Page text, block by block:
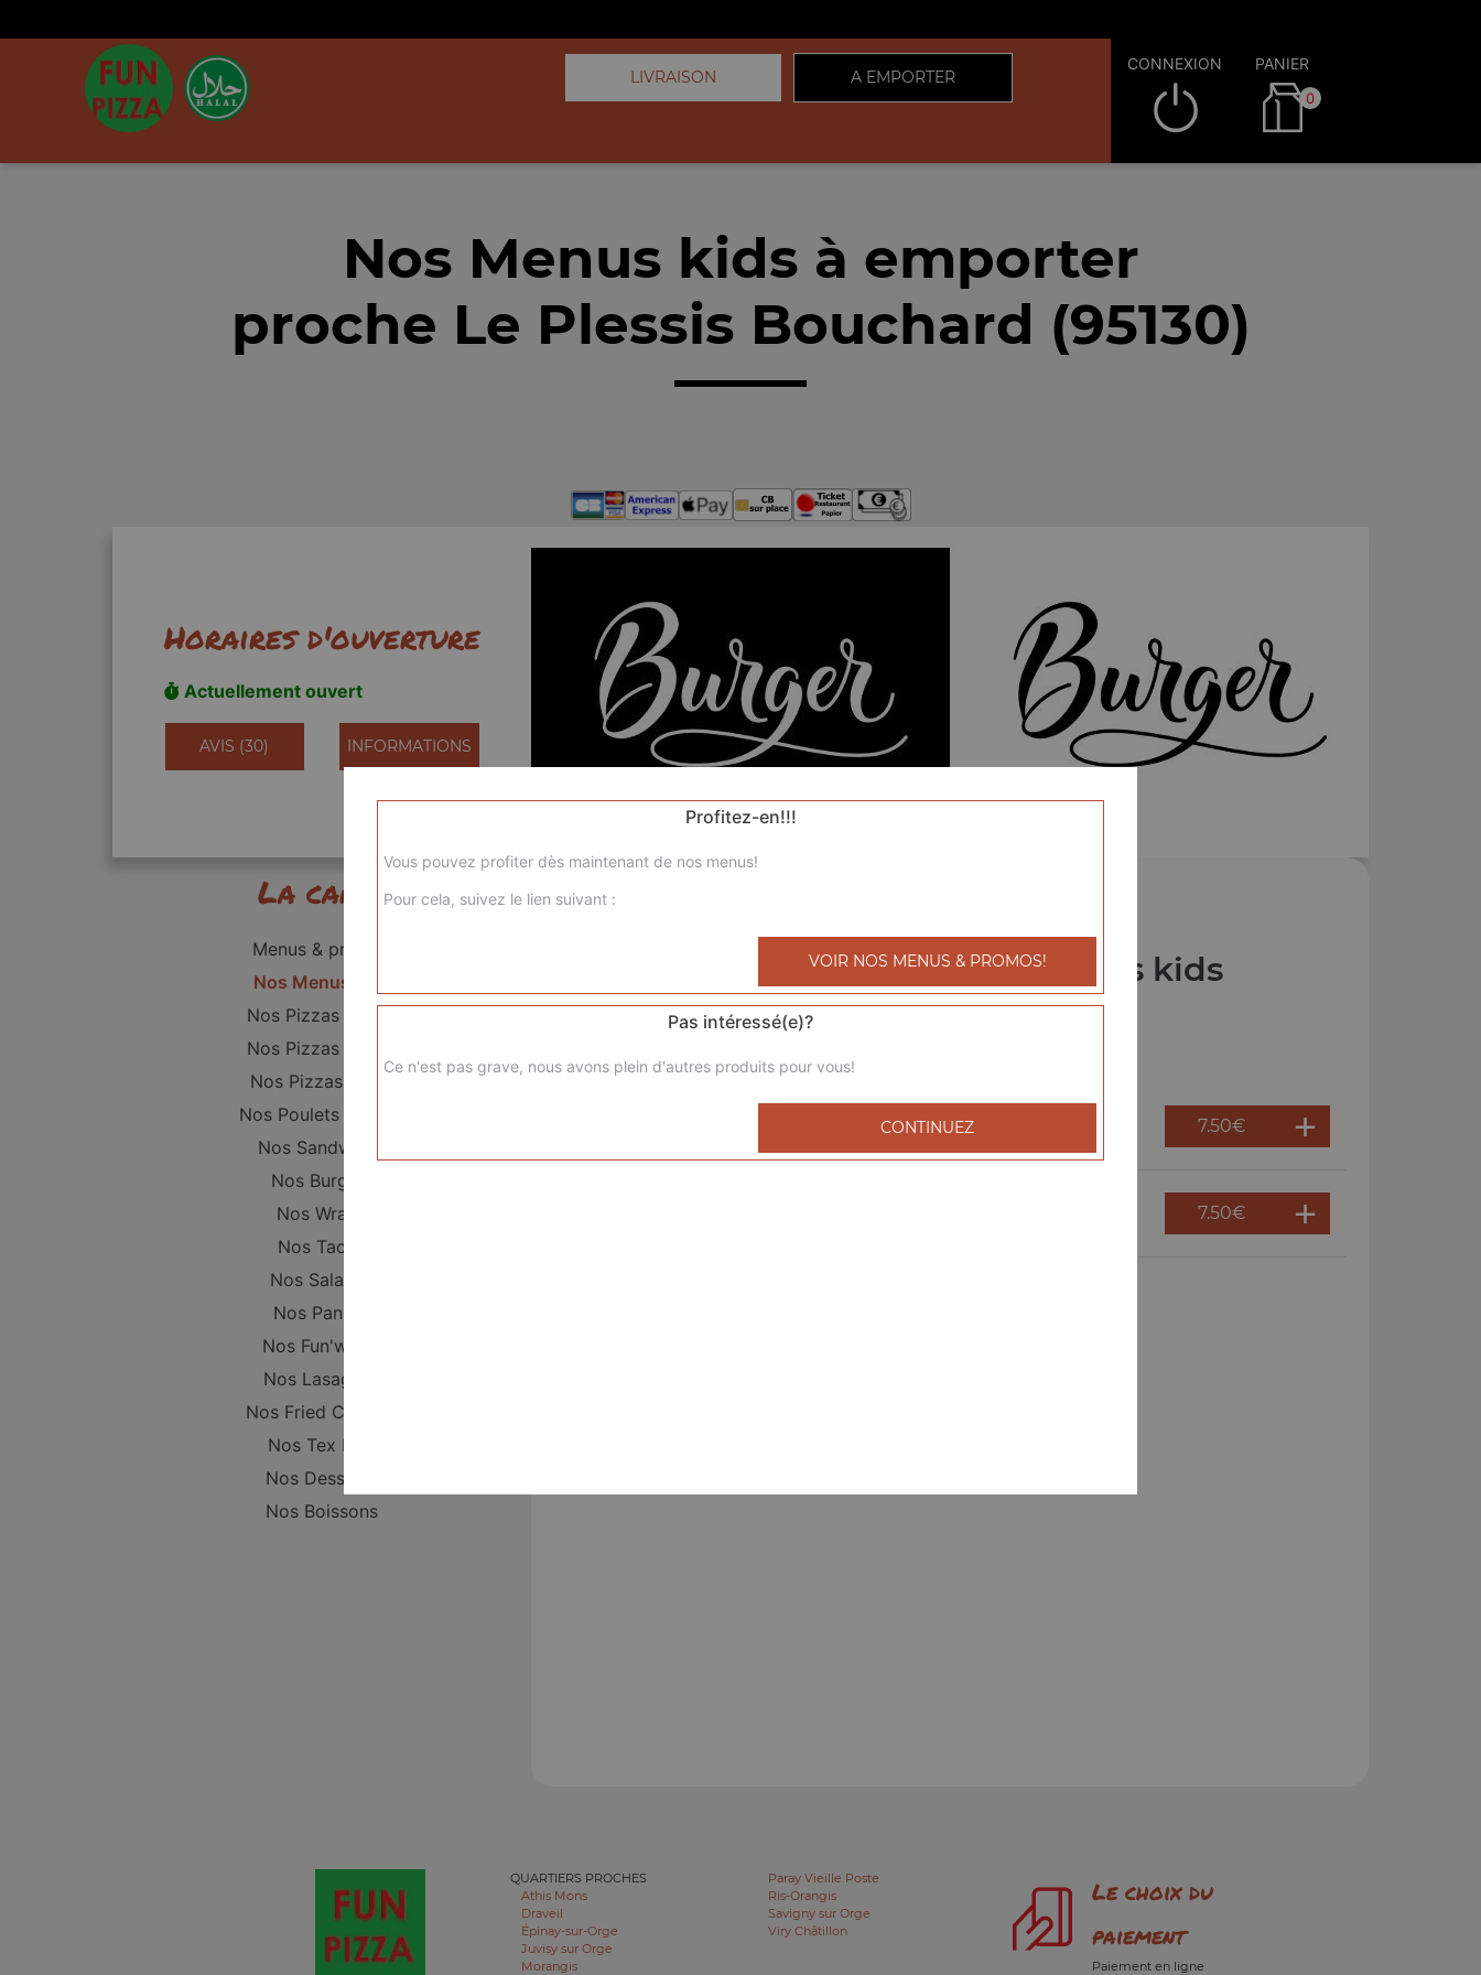
LIVRAISON A EMPORTER
CONNEXION PANIER
0
Nos Menus kids à emporter
proche Le Plessis Bouchard (95130)
Horaires d'ouverture
Actuellement ouvert
AVIS (30) INFORMATIONS
La carte
Menus & promos
Nos Menus kids
Nos Pizzas Junior
Nos Pizzas Sénior
Nos Pizzas Méga
Nos Poulets Braisés
Nos Sandwichs
Nos Burgers
Nos Wraps
Nos Tacos
Nos Salades
Nos Paninis
Nos Fun'wichs
Nos Lasagnes
Nos Fried Chicken
Nos Tex Mex
Nos Desserts
Nos Boissons
Nos Menus kids
7.50€
7.50€
QUARTIERS PROCHES
Athis Mons
Draveil
Épinay-sur-Orge
Juvisy sur Orge
Morangis
Paray Vieille Poste
Ris-Orangis
Savigny sur Orge
Viry Châtillon
Le choix du
paiement
Paiement en ligne
Profitez-en!!!
Vous pouvez profiter dès maintenant de nos menus!
Pour cela, suivez le lien suivant :
VOIR NOS MENUS & PROMOS!
Pas intéressé(e)?
Ce n'est pas grave, nous avons plein d'autres produits pour vous!
CONTINUEZ